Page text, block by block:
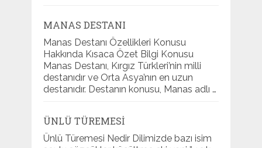
MANAS DESTANI
Manas Destanı Özellikleri Konusu
Hakkında Kısaca Özet Bilgi Konusu
Manas Destanı, Kırgız Türkleri’nin milli
destanıdır ve Orta Asya’nın en uzun
destanıdır. Destanın konusu, Manas adlı …
ÜNLÜ TÜREMESI
Ünlü Türemesi Nedir Dilimizde bazı isim